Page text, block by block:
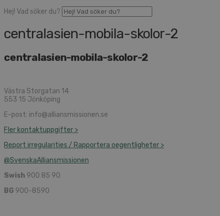
Hej! Vad söker du?
centralasien-mobila-skolor-2
centralasien-mobila-skolor-2
Västra Storgatan 14
553 15 Jönköping
E-post: info@alliansmissionen.se
Fler kontaktuppgifter >
Report irregularities / Rapportera oegentligheter >
@SvenskaAlliansmissionen
Swish 900 85 90
BG 900-8590